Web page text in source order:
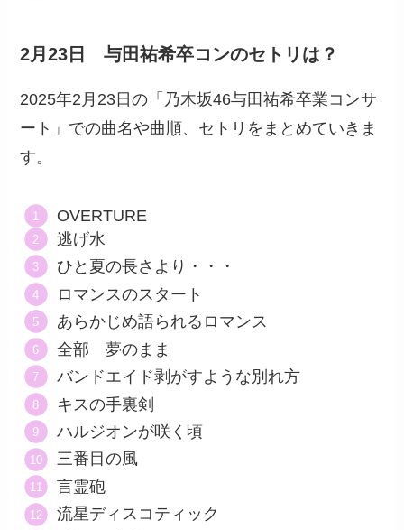
2月23日 与田祐希卒コンのセトリは？
2025年2月23日の「乃木坂46与田祐希卒業コンサ
ート」での曲名や曲順、セトリをまとめていきま
す。
OVERTURE
逃げ水
ひと夏の長さより・・・
ロマンスのスタート
あらかじめ語られるロマンス
全部 夢のまま
バンドエイド剥がすような別れ方
キスの手裏剣
ハルジオンが咲く頃
三番目の風
言霊砲
流星ディスコティック